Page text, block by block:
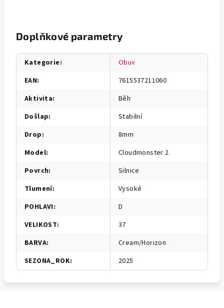
Doplňkové parametry
Kategorie:
Obuv
EAN:
7615537211060
Aktivita:
Běh
Došlap:
Stabilní
Drop:
8mm
Model:
Cloudmonster 2
Povrch:
Silnice
Tlumení:
Vysoké
POHLAVI:
D
VELIKOST:
37
BARVA:
Cream/Horizon
SEZONA_ROK: 2025